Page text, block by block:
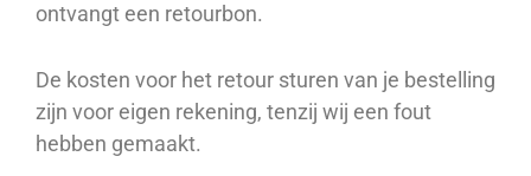
ontvangt een retourbon.
De kosten voor het retour sturen van je bestelling
zijn voor eigen rekening, tenzij wij een fout
hebben gemaakt.